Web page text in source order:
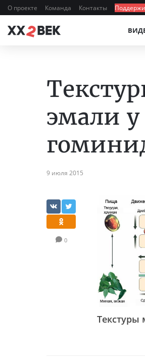
О проекте Команда Контакты
эмали
9 июля 2015
0
Текстуры